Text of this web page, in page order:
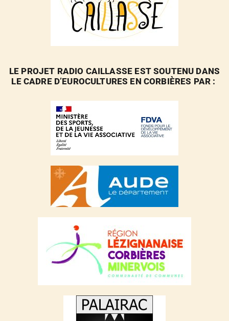
LE PROJET RADIO CAILLASSE EST SOUTENU DANS
LE CADRE D’EUROCULTURES EN CORBIÈRES PAR :